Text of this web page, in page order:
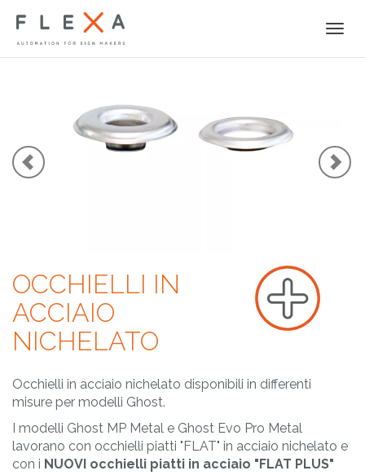
OCCHIELLI IN
ACCIAIO
NICHELATO
Occhielli in acciaio nichelato disponibili in differenti
misure per modelli Ghost.
I modelli Ghost MP Metal e Ghost Evo Pro Metal
lavorano con occhielli piatti "FLAT" in acciaio nichelato e
con i NUOVI occhielli piatti in acciaio "FLAT PLUS"